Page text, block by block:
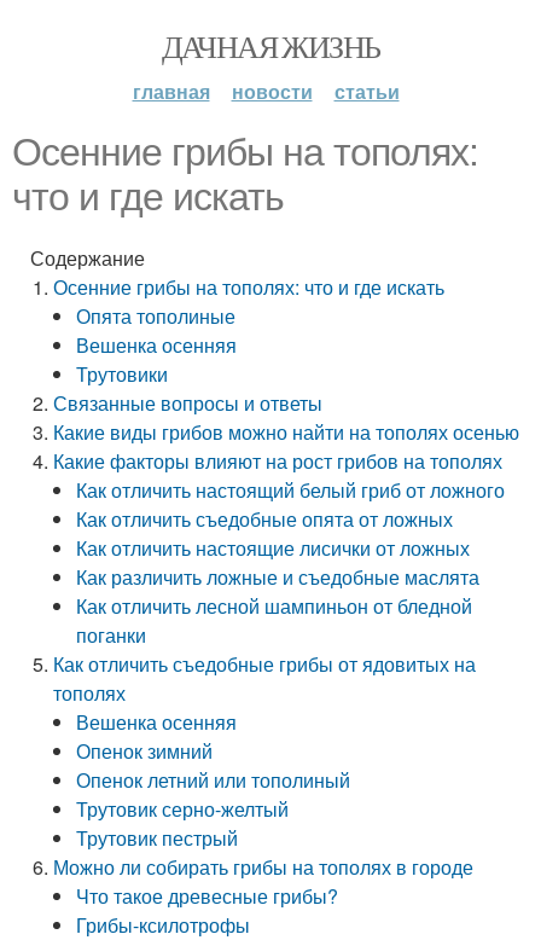
ДАЧНАЯ ЖИЗНЬ
главная новости статьи
Осенние грибы на тополях:
что и где искать
Содержание
Осенние грибы на тополях: что и где искать
Опята тополиные
Вешенка осенняя
Трутовики
Связанные вопросы и ответы
Какие виды грибов можно найти на тополях осенью
Какие факторы влияют на рост грибов на тополях
Как отличить настоящий белый гриб от ложного
Как отличить съедобные опята от ложных
Как отличить настоящие лисички от ложных
Как различить ложные и съедобные маслята
Как отличить лесной шампиньон от бледной
поганки
Как отличить съедобные грибы от ядовитых на
тополях
Вешенка осенняя
Опенок зимний
Опенок летний или тополиный
Трутовик серно-желтый
Трутовик пестрый
Можно ли собирать грибы на тополях в городе
Что такое древесные грибы?
Грибы-ксилотрофы